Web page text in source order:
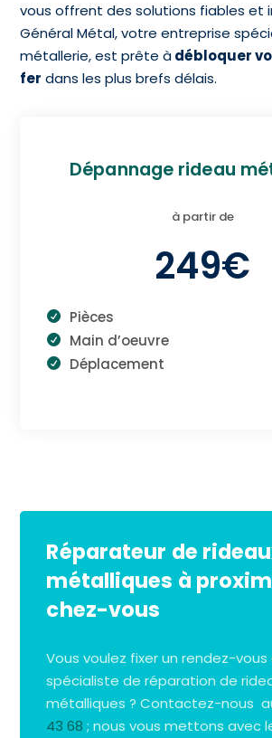
vous offrent des solutions fiables et
Général Métal, votre entreprise
métallerie, est prête àdébloquer
fer dans les plus brefs délais.
Dépannage rideau
à partir de
249€
Pièces
Main d’oeuvre
Déplacement
Réparateur de
métalliques à
chez-vous
Vous voulez fixer un rendez-vous
spécialiste de réparation de
métalliques ? Contactez-nous
43 68 ; nous vous mettons avec